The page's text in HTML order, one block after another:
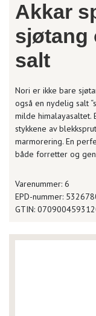
Akkar
sjøtang
salt
Nori er ikke bare
også en nydelig salt
milde
stykkene av
marmorering. En
både forretter og
Varenummer: 6
EPD-nummer:
GTIN: